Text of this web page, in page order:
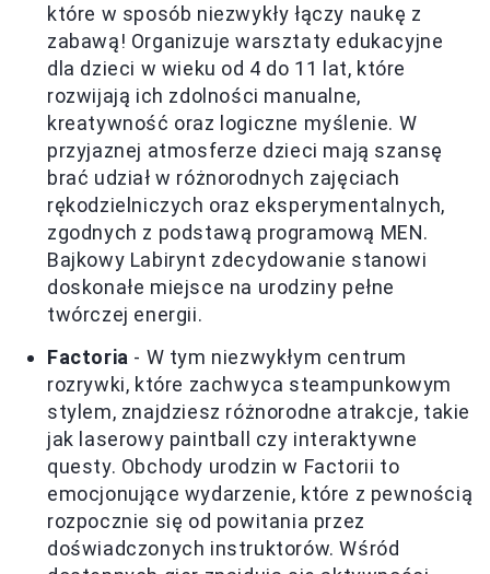
które w sposób niezwykły łączy naukę z
zabawą! Organizuje warsztaty edukacyjne
dla dzieci w wieku od 4 do 11 lat, które
rozwijają ich zdolności manualne,
kreatywność oraz logiczne myślenie. W
przyjaznej atmosferze dzieci mają szansę
brać udział w różnorodnych zajęciach
rękodzielniczych oraz eksperymentalnych,
zgodnych z podstawą programową MEN.
Bajkowy Labirynt zdecydowanie stanowi
doskonałe miejsce na urodziny pełne
twórczej energii.
Factoria - W tym niezwykłym centrum
rozrywki, które zachwyca steampunkowym
stylem, znajdziesz różnorodne atrakcje, takie
jak laserowy paintball czy interaktywne
questy. Obchody urodzin w Factorii to
emocjonujące wydarzenie, które z pewnością
rozpocznie się od powitania przez
doświadczonych instruktorów. Wśród